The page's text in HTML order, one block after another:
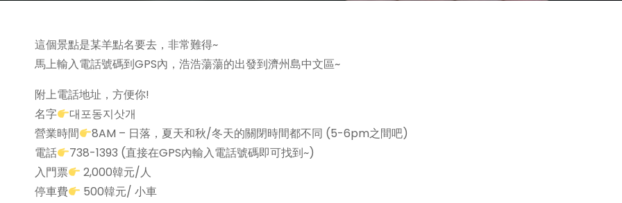
這個景點是某羊點名要去，非常難得~
馬上輸入電話號碼到GPS內，浩浩蕩蕩的出發到濟州島中文區~
附上電話地址，方便你!
名字
대포동지삿개
營業時間
8AM – 日落，夏天和秋/冬天的關閉時間都不同 (5-6pm之間吧)
電話
738-1393 (直接在GPS內輸入電話號碼即可找到~)
入門票
2,000韓元/人
停車費
500韓元/ 小車